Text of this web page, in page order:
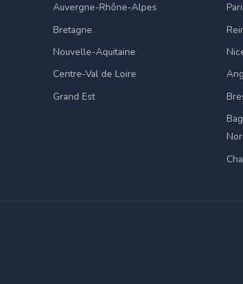
Auvergne-Rhône-Alpes
Bretagne
Nouvelle-Aquitaine
Centre-Val de Loire
Grand Est